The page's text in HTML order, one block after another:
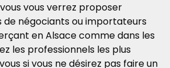
vous verrez proposer
de négociants ou importateurs
en Alsace comme dans les
les professionnels les plus
si vous ne désirez pas faire un